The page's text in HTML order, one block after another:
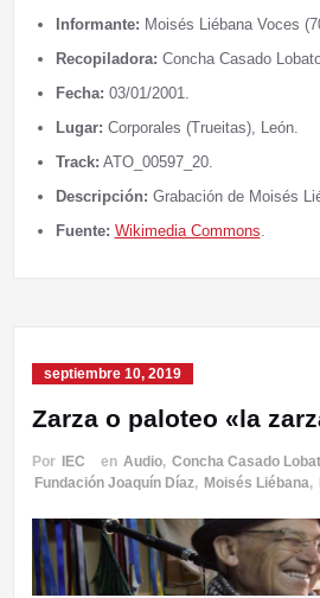
Informante: Moisés Liébana Voces
Recopiladora: Concha Casado
Fecha: 03/01/2001.
Lugar: Corporales (Trueitas), León.
Track: ATO_00597_20.
Descripción: Grabación de Moisés
Fuente: Wikimedia Commons
septiembre 10, 2019
Zarza o paloteo «la
Por IEC en Audio, Concha Casado
Fundación Joaquín Díaz, Moisés Liébana,